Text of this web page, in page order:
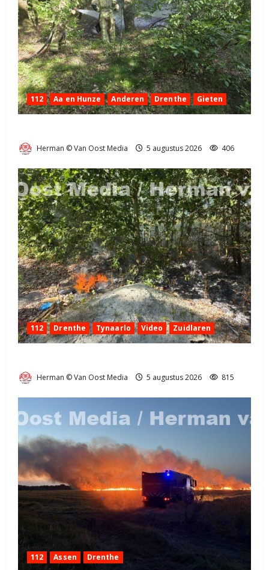
112 Aa en Hunze Anderen Drenthe Gieten
Herman © Van Oost Media 5 augustus 2026 406
112 Drenthe Tynaarlo Video Zuidlaren
Herman © Van Oost Media 5 augustus 2026 815
112 Assen Drenthe